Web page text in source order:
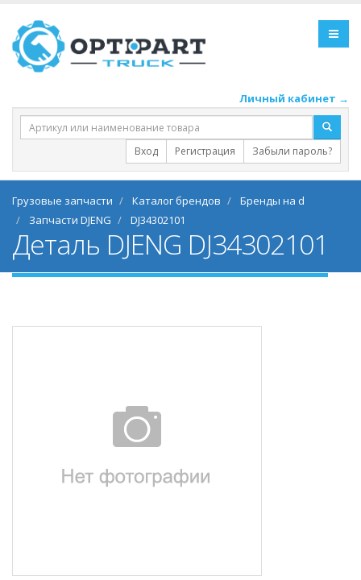
Личный кабинет →
Вход Регистрация Забыли пароль?
Грузовые запчасти Каталог брендов
Бренды на d
Запчасти DJENG
DJ34302101
Деталь DJENG DJ34302101